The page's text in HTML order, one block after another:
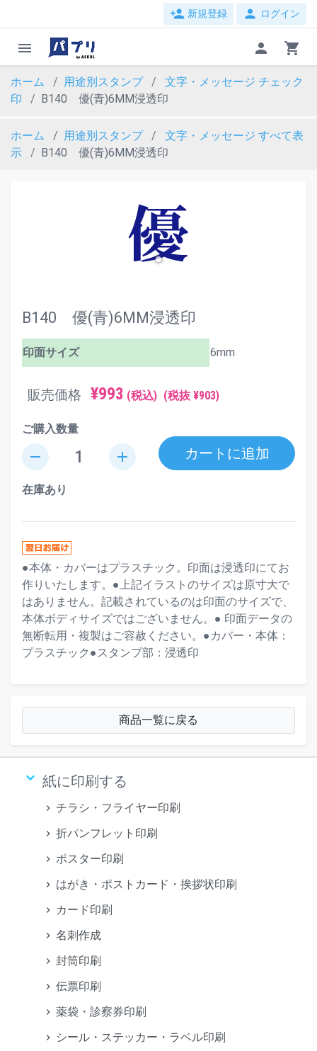
person_add 新規登録 person ログイン
menu person shopping_cart
ホーム 用途別スタンプ 文字・メッセージ チェック
印
B140 優(青)6MM浸透印
ホーム 用途別スタンプ 文字・メッセージ すべて表
示
B140 優(青)6MM浸透印
B140 優(青)6MM浸透印
印面サイズ 6mm
販売価格 ¥993 (税込) (税抜 ¥903)
ご購入数量
remove add カートに追加
在庫あり
●本体・カバーはプラスチック。印面は浸透印にてお
作りいたします。●上記イラストのサイズは原寸大で
はありません。記載されているのは印面のサイズで、
本体ボディサイズではございません。● 印面データの
無断転用・複製はご容赦ください。●カバー・本体：
プラスチック●スタンプ部：浸透印
商品一覧に戻る
keyboard_arrow_down 紙に印刷する
チラシ・フライヤー印刷
折パンフレット印刷
ポスター印刷
はがき・ポストカード・挨拶状印刷
カード印刷
名刺作成
封筒印刷
伝票印刷
薬袋・診察券印刷
シール・ステッカー・ラベル印刷